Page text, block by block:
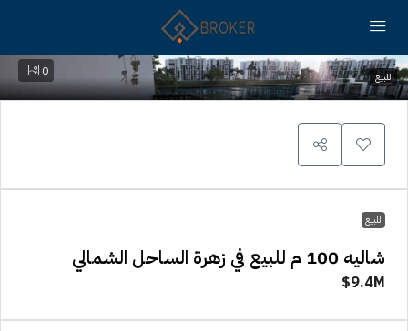
0 للبيع
للبيع
شاليه 100 م للبيع في زهرة الساحل الشمالي
9.4M$